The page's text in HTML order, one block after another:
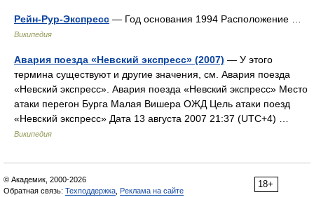
Рейн-Рур-Экспресс — Год основания 1994 Расположение …
Википедия
Авария поезда «Невский экспресс» (2007) — У этого
термина существуют и другие значения, см. Авария поезда
«Невский экспресс». Авария поезда «Невский экспресс» Место
атаки перегон Бурга Малая Вишера ОЖД Цель атаки поезд
«Невский экспресс» Дата 13 августа 2007 21:37 (UTC+4) …
Википедия
18+
© Академик, 2000-2026
Обратная связь: Техподдержка Реклама на сайте